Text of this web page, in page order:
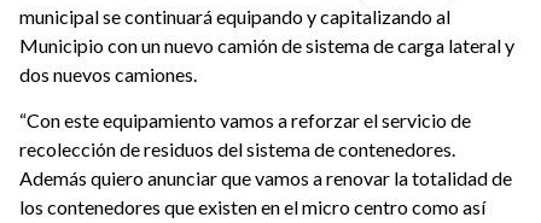
municipal se continuará equipando y capitalizando al
Municipio con un nuevo camión de sistema de carga lateral y
dos nuevos camiones.
“Con este equipamiento vamos a reforzar el servicio de
recolección de residuos del sistema de contenedores.
Además quiero anunciar que vamos a renovar la totalidad de
los contenedores que existen en el micro centro como así